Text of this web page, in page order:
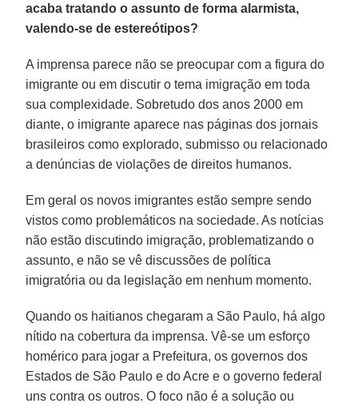
acaba tratando o assunto de forma alarmista,
valendo-se de estereótipos?
A imprensa parece não se preocupar com a figura do
imigrante ou em discutir o tema imigração em toda
sua complexidade. Sobretudo dos anos 2000 em
diante, o imigrante aparece nas páginas dos jornais
brasileiros como explorado, submisso ou relacionado
a denúncias de violações de direitos humanos.
Em geral os novos imigrantes estão sempre sendo
vistos como problemáticos na sociedade. As notícias
não estão discutindo imigração, problematizando o
assunto, e não se vê discussões de política
imigratória ou da legislação em nenhum momento.
Quando os haitianos chegaram a São Paulo, há algo
nítido na cobertura da imprensa. Vê-se um esforço
homérico para jogar a Prefeitura, os governos dos
Estados de São Paulo e do Acre e o governo federal
uns contra os outros. O foco não é a solução ou